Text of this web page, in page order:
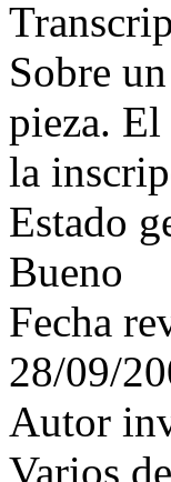
Sobre
pieza.
la
Estado
Bueno
Fecha
28/09/
Autor
Varios